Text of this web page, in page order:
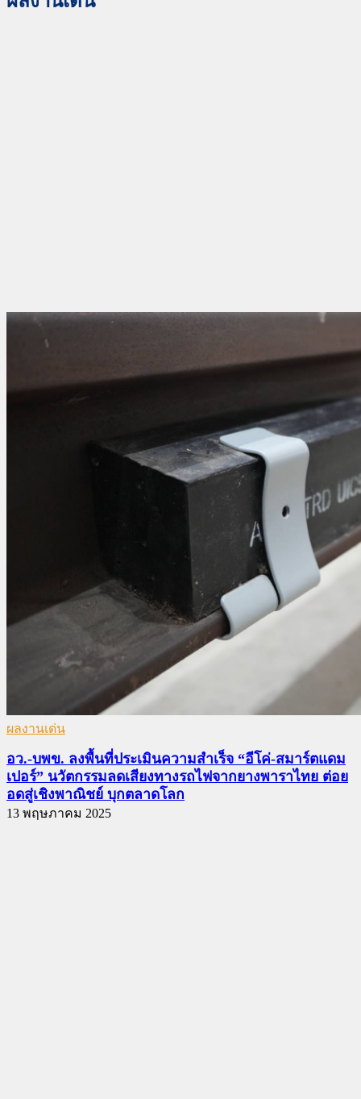
ผลงานเด่น
อว.-บพข. ลงพื้นที่ประเมินความสำเร็จ “อีโค่-สมาร์ตแดม
เปอร์” นวัตกรรมลดเสียงทางรถไฟจากยางพาราไทย ต่อย
อดสู่เชิงพาณิชย์ บุกตลาดโลก
13 พฤษภาคม 2025